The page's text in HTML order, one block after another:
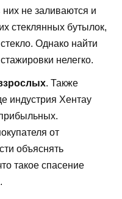
них не заливаются и
стеклянных бутылок,
Однако найти
нелегко.
. Также
индустрия Хентау
от
объяснять
такое спасение